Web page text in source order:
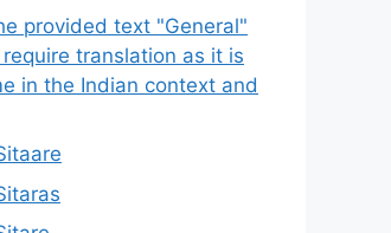
provided text "General"
translation as it is
in the Indian context and